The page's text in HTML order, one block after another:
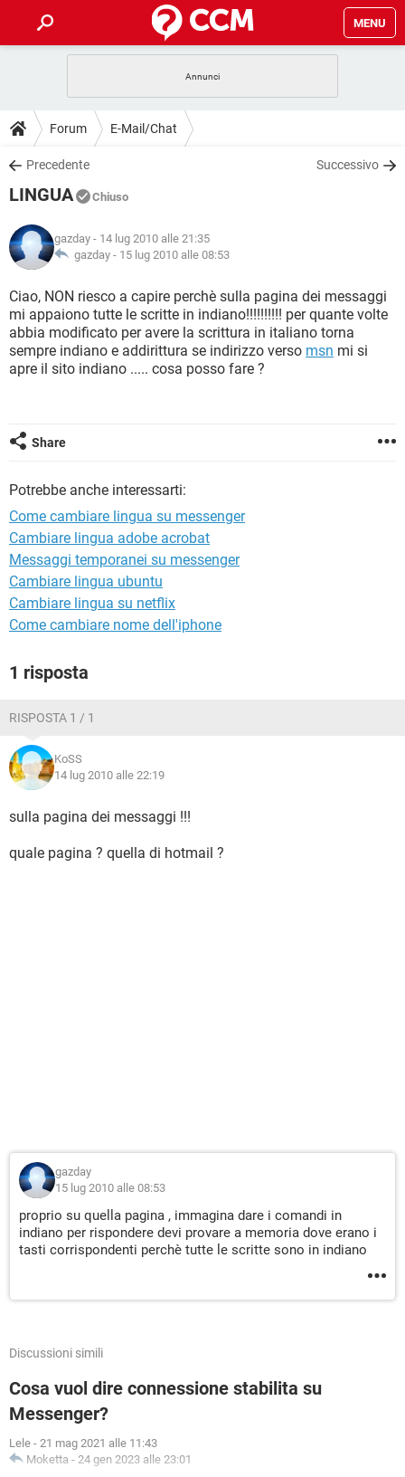
MENU
INTRATTENIMENTO
iOS
INSTAGRAM
TIKTOK
HARDWARE
GUIDE
COVID-19
INSTAGRAM
TIKTOK
HARDWARE
DOWNLOAD
COVID-19
INTRATTENIMENTO
iOS WINDOWS 10
INSTAGRAM WHATSAPP
TIKTOK FACEBOOK
HARDWARE
COVID-19
INTRATTENIMENTO
iOS WINDOWS 10
INSTAGRAM WHATSAPP
TIKTOK FACEBOOK
GLOSSARIO
COVID-19 GAMING
INTRATTENIMENTO ANDROID
iOS WINDOWS 10
INSTAGRAM
HARDWARE
Forum E-Mail/Chat
Precedente Successivo
LINGUA Chiuso
gazday - 14 lug 2010 alle 21:35
gazday - 15 lug 2010 alle 08:53
Ciao, NON riesco a capire perchè sulla pagina dei messaggi
mi appaiono tutte le scritte in indiano!!!!!!!!!! per quante volte
abbia modificato per avere la scrittura in italiano torna
sempre indiano e addirittura se indirizzo verso msn mi si
apre il sito indiano ..... cosa posso fare ?
Share
Potrebbe anche interessarti:
Come cambiare lingua su messenger
Cambiare lingua adobe acrobat
Messaggi temporanei su messenger
Cambiare lingua ubuntu
Cambiare lingua su netflix
Come cambiare nome dell'iphone
1 risposta
RISPOSTA 1 / 1
KoSS
14 lug 2010 alle 22:19
sulla pagina dei messaggi !!!
quale pagina ? quella di hotmail ?
gazday
15 lug 2010 alle 08:53
proprio su quella pagina , immagina dare i comandi in
indiano per rispondere devi provare a memoria dove erano i
tasti corrispondenti perchè tutte le scritte sono in indiano
Discussioni simili
Cosa vuol dire connessione stabilita su
Messenger?
Lele - 21 mag 2021 alle 11:43
Moketta - 24 gen 2023 alle 23:01